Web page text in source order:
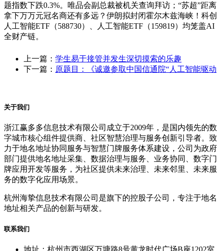
题指数下跌0.3%。唯品会副总裁被机关查询拜访；“苏超”距离
拿下万万元冠名商还有多远？伊朗拟封闭霍尔木兹海峡！科创
人工智能ETF（588730）、人工智能ETF（159819）均笼盖AI
全财产链。
上一篇： 学生易于接管并发生深切摸索的乐趣
下一篇： 原题目：《诚邀参取中国信通院“人工智能驱动
关于我们
浙江赢多多信息技术有限公司成立于2009年，是国内领先的数
字城市核心组件提供商、社区智慧治理与服务创新引导者。致
力于地名地址协同服务与智慧门牌服务体系建设，公司为政府
部门提供地名地址采集、数据治理与服务、业务协同、数字门
牌应用开发等服务，为社区提供未来治理、未来邻里、未来服
务的数字化应用场景。
杭州海挚信息技术有限公司是旗下的控股子公司，专注于地名
地址相关产品的创新与研发。
联系我们